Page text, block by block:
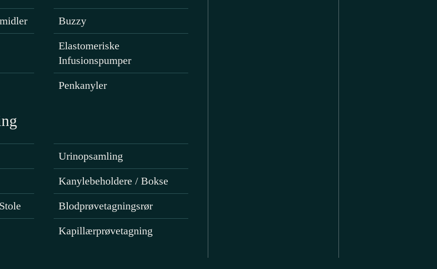
Buzzy
Elastomeriske
Infusionspumper
Penkanyler
Urinopsamling
Kanylebeholdere / Bokse
Blodprøvetagningsrør
Kapillærprøvetagning